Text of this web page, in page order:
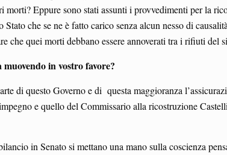
Eppure sono stati assunti i provvedimenti per la
che se ne è fatto carico senza alcun nesso di
che quei morti debbano essere annoverati tra i rifiuti del
in vostro favore?
di questo Governo e di questa maggioranza
e quello del Commissario alla ricostruzione
in Senato si mettano una mano sulla coscienza